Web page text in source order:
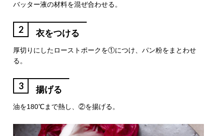
バッター液の材料を混ぜ合わせる。
2 衣をつける
厚切りにしたローストポークを①につけ、パン粉をまとわせ
る。
3 揚げる
油を180℃まで熱し、②を揚げる。